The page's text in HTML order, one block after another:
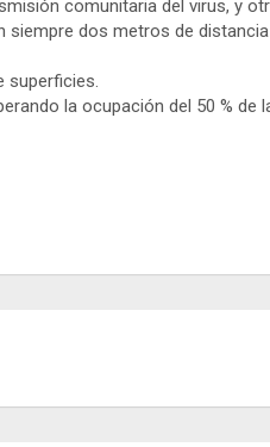
comunitaria del virus, y
siempre dos metros de
superficies.
la ocupación del 50 % de